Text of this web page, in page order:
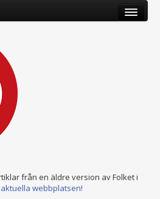
från en äldre version av Folket i
webbplatsen!